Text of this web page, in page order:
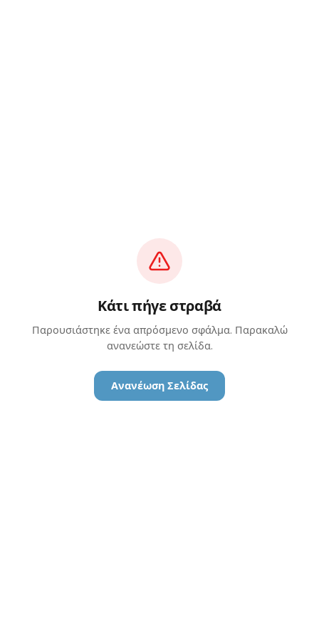
Κάτι πήγε στραβά
Παρουσιάστηκε ένα απρόσμενο σφάλμα. Παρακαλώ
ανανεώστε τη σελίδα.
Ανανέωση Σελίδας